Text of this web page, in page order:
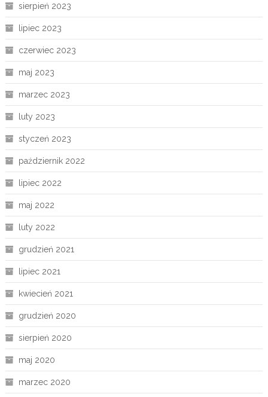
sierpień 2023
lipiec 2023
czerwiec 2023
maj 2023
marzec 2023
luty 2023
styczeń 2023
październik 2022
lipiec 2022
maj 2022
luty 2022
grudzień 2021
lipiec 2021
kwiecień 2021
grudzień 2020
sierpień 2020
maj 2020
marzec 2020